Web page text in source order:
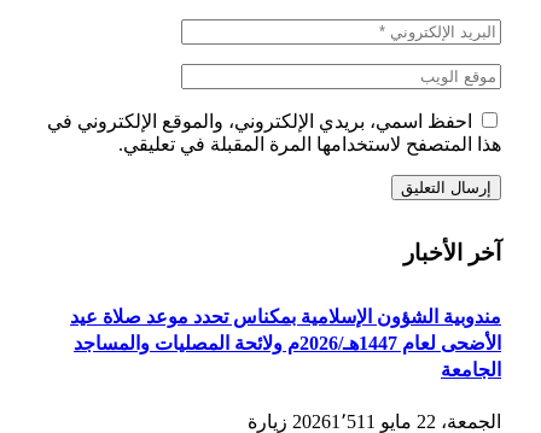
احفظ اسمي، بريدي الإلكتروني، والموقع الإلكتروني في
هذا المتصفح لاستخدامها المرة المقبلة في تعليقي.
آخر الأخبار
مندوبية الشؤون الإسلامية بمكناس تحدد موعد صلاة عيد
الأضحى لعام 1447هـ/2026م ولائحة المصليات والمساجد
الجامعة
الجمعة، 22 مايو 2026 1٬511 زيارة